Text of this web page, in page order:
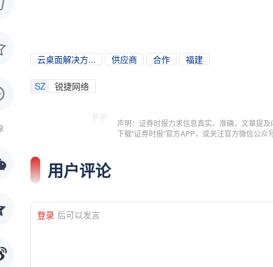
云桌面解决方... 供应商 合作 福建
SZ 锐捷网络
声明：证券时报力求信息真实、准确，文章提
下载"证券时报"官方APP，或关注官方微信公
用户评论
登录 后可以发言